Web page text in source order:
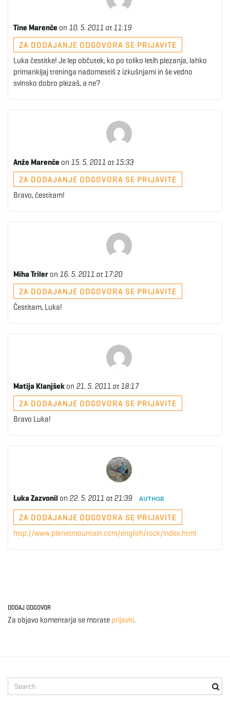
Tine Marenče on 10. 5. 2011 at 11:19
ZA DODAJANJE ODGOVORA SE PRIJAVITE
Luka čestitke! Je lep občutek, ko po toliko letih plezanja, lahko
primankljaj treninga nadomestiš z izkušnjami in še vedno
svinsko dobro plezaš, a ne?
Anže Marenče on 15. 5. 2011 at 15:33
ZA DODAJANJE ODGOVORA SE PRIJAVITE
Bravo, čestitam!
Miha Triler on 16. 5. 2011 at 17:20
ZA DODAJANJE ODGOVORA SE PRIJAVITE
Čestitam, Luka!
Matija Klanjšek on 21. 5. 2011 at 18:17
ZA DODAJANJE ODGOVORA SE PRIJAVITE
Bravo Luka!
Luka Zazvonil on 22. 5. 2011 at 21:39 AUTHOR
ZA DODAJANJE ODGOVORA SE PRIJAVITE
http://www.planetmountain.com/english/rock/index.html
DODAJ ODGOVOR
Za objavo komentarja se morate prijaviti.
e